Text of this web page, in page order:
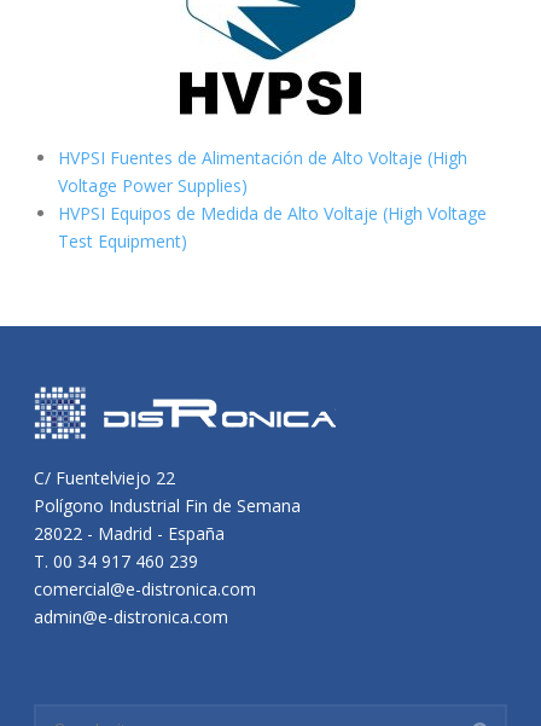
HVPSI Fuentes de Alimentación de Alto Voltaje (High
Voltage Power Supplies)
HVPSI Equipos de Medida de Alto Voltaje (High Voltage
Test Equipment)
C/ Fuentelviejo 22
Polígono Industrial Fin de Semana
28022 - Madrid - España
T. 00 34 917 460 239
comercial@e-distronica.com
admin@e-distronica.com